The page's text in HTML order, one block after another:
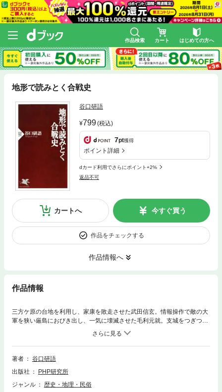
作品検索 カート はじめての方へ
地形で読みとく合戦史
谷口研語
799(税込)
7pt獲得
ポイント詳細
dカード利用でさらにポイント+2%
返品不可
カートへ 今すぐ買う
作品をチェックする
作品情報へ
作品情報
三方ケ原の台地を利用し、家康を敗走させた武田信玄。情報操作で敵の大
軍を狭い厳島におびき出し、一気に壊滅させた毛利元就。支城をつぎつぎ
と攻め落として、ついに「難攻不落」といわれた小田原城を攻略した豊臣
秀吉——。歴史に名を残した武将たちは、「地の利」を活かし、敵の裏を
かく戦術に長けていた。本書は、古戦場の地形からその合戦模様を読みと
く。要衝をおさえ敵軍を迎え撃つか、峠や深田に誘い込んで奇襲をかける
戦をその名前から、原・川・橋・島・山・峠・畷・狭間・城などの舞台ご
とに分類し、それぞれどのように戦いが展開したのかを論じる。源義経、
著者
谷口研語
出版社
PHP研究所
ジャンル
歴史・地理・民俗